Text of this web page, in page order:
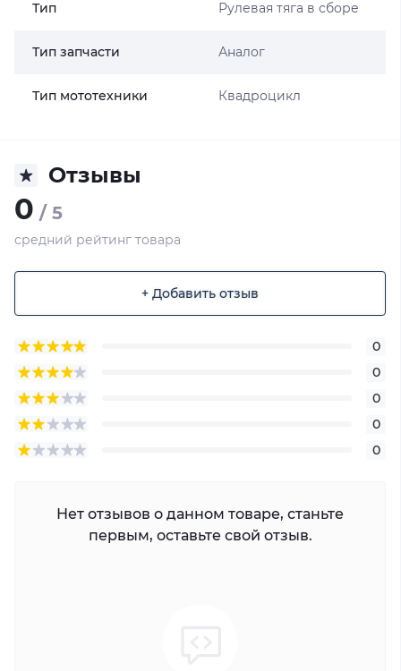
Тип Рулевая тяга в сборе
Тип запчасти Аналог
Тип мототехники Квадроцикл
Отзывы
0 / 5
средний рейтинг товара
+ Добавить отзыв
0
0
0
0
0
Нет отзывов о данном товаре, станьте
первым, оставьте свой отзыв.